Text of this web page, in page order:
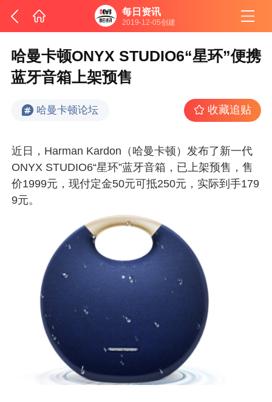
每日资讯
2019-12-05创建
哈曼卡顿ONYX STUDIO6“星环”便携
蓝牙音箱上架预售
哈曼卡顿论坛 收藏追贴
近日，Harman Kardon（哈曼卡顿）发布了新一代
ONYX STUDIO6“星环”蓝牙音箱，已上架预售，售
价1999元，现付定金50元可抵250元，实际到手179
9元。